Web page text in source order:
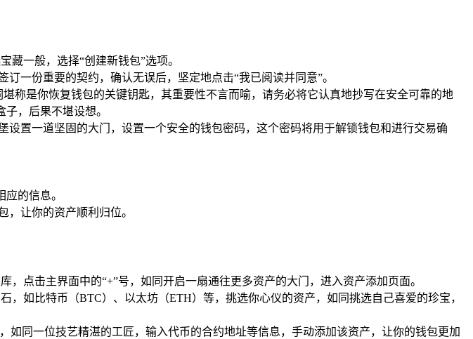
藏一般，选择“创建新钱包”选项。
一份重要的契约，确认无误后，坚定地点击“我已阅读并同意”。
称是你恢复钱包的关键钥匙，其重要性不言而喻，请务必将它认真地抄写在安全可靠的地
，后果不堪设想。
置一道坚固的大门，设置一个安全的钱包密码，这个密码将用于解锁钱包和进行交易确
的信息。
让你的资产顺利归位。
点击主界面中的“+”号，如同开启一扇通往更多资产的大门，进入资产添加页面。
如比特币（BTC）、以太坊（ETH）等，挑选你心仪的资产，如同挑选自己喜爱的珍宝，
如同一位技艺精湛的工匠，输入代币的合约地址等信息，手动添加该资产，让你的钱包更加